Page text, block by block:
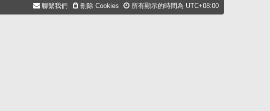
所有顯示的時間為 UTC+08:00
刪除 Cookies
聯繫我們